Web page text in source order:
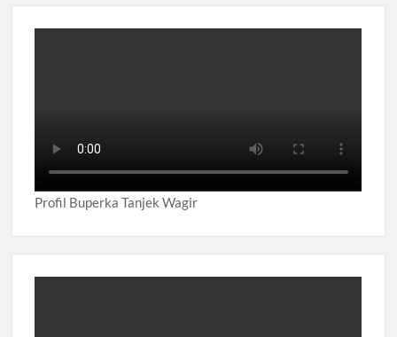
Profil Buperka Tanjek Wagir